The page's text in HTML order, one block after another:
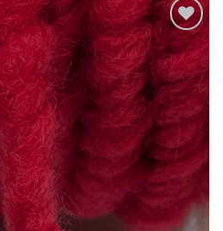
Toevoegen
aan
wenslijst